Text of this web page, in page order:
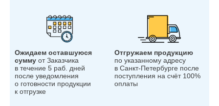
Ожидаем оставшуюся
сумму от Заказчика
в течение 5 раб. дней
после уведомления
о готовности продукции
к отгрузке
Отгружаем продукцию
по указанному адресу
в Санкт-Петербурге после
поступления на счёт 100%
оплаты